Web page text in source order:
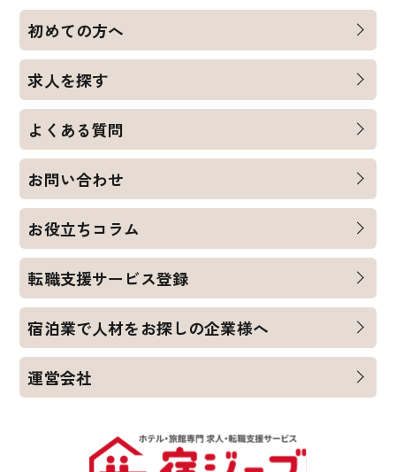
初めての方へ
求人を探す
よくある質問
お問い合わせ
お役立ちコラム
転職支援サービス登録
宿泊業で人材をお探しの企業様へ
運営会社